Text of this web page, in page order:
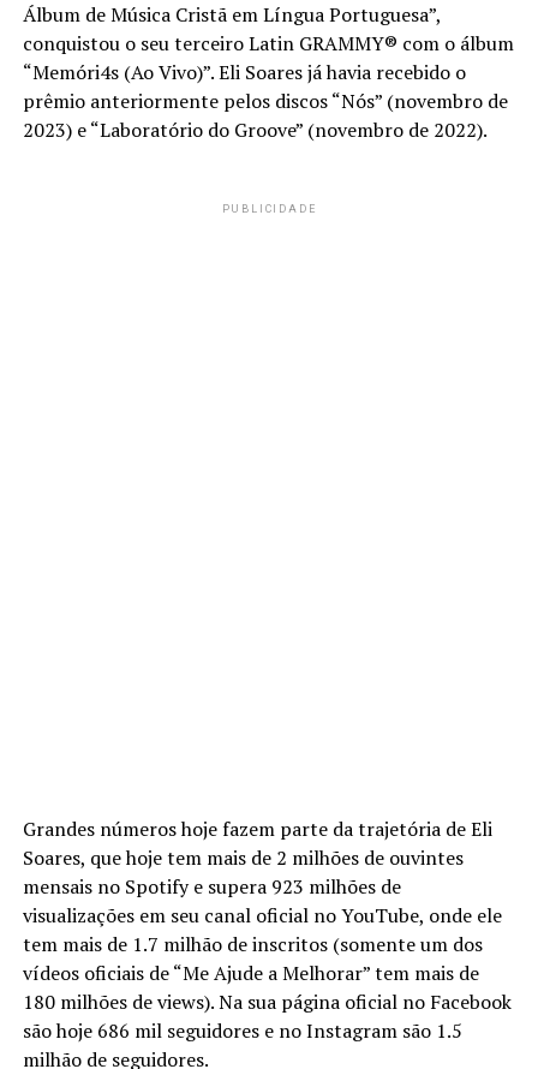
Álbum de Música Cristã em Língua Portuguesa”,
conquistou o seu terceiro Latin GRAMMY®️ com o álbum
“Memóri4s (Ao Vivo)”. Eli Soares já havia recebido o
prêmio anteriormente pelos discos “Nós” (novembro de
2023) e “Laboratório do Groove” (novembro de 2022).
PUBLICIDADE
Grandes números hoje fazem parte da trajetória de Eli
Soares, que hoje tem mais de 2 milhões de ouvintes
mensais no Spotify e supera 923 milhões de
visualizações em seu canal oficial no YouTube, onde ele
tem mais de 1.7 milhão de inscritos (somente um dos
vídeos oficiais de “Me Ajude a Melhorar” tem mais de
180 milhões de views). Na sua página oficial no Facebook
são hoje 686 mil seguidores e no Instagram são 1.5
milhão de seguidores.